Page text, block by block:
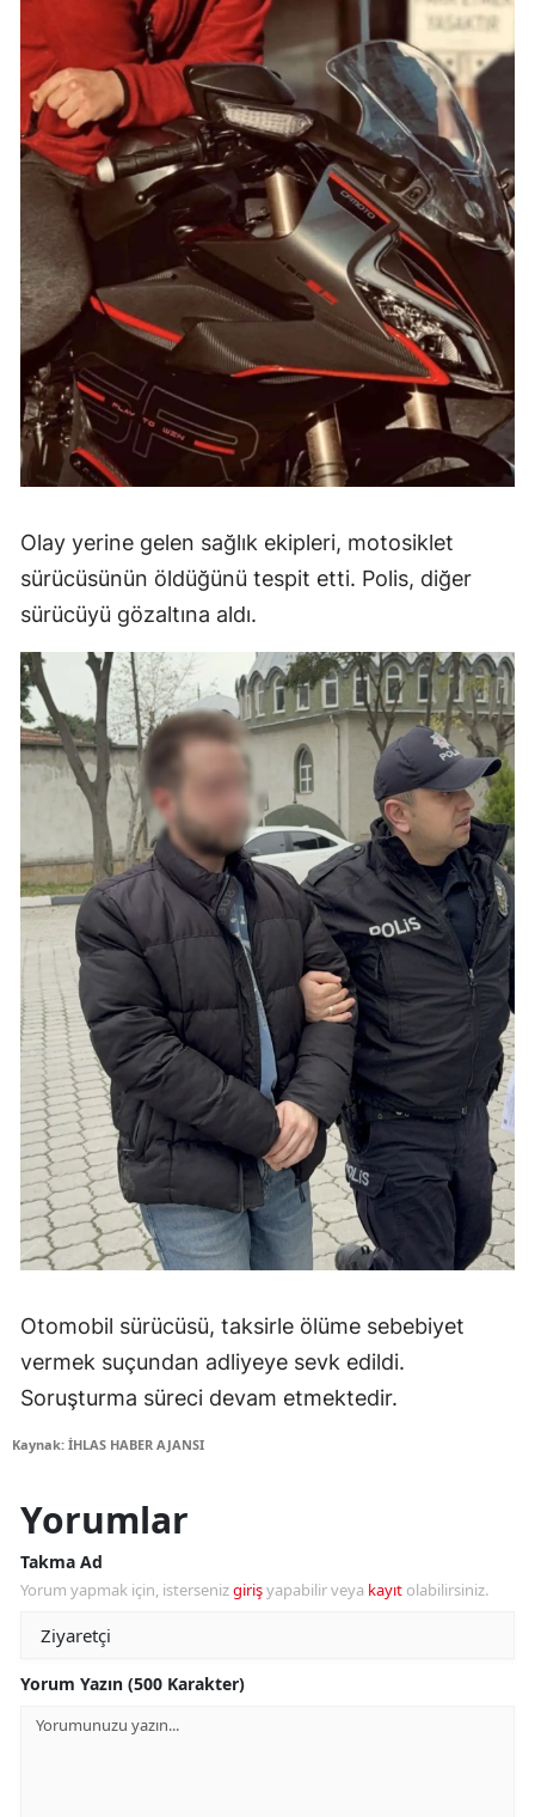
Olay yerine gelen sağlık ekipleri, motosiklet
sürücüsünün öldüğünü tespit etti. Polis, diğer
sürücüyü gözaltına aldı.
Otomobil sürücüsü, taksirle ölüme sebebiyet
vermek suçundan adliyeye sevk edildi.
Soruşturma süreci devam etmektedir.
Kaynak: İHLAS HABER AJANSI
Yorumlar
Takma Ad
Yorum yapmak için, istersenizgirişyapabilir veya kayıt olabilirsiniz.
Yorum Yazın (500 Karakter)